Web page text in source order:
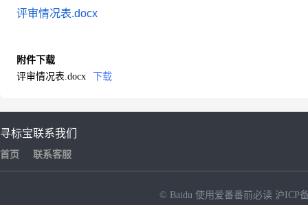
评审情况表.docx
附件下载
评审情况表.docx
下载
寻标宝
首页
联系我们
联系客服
© Baidu 使用爱番番前必读 沪ICP